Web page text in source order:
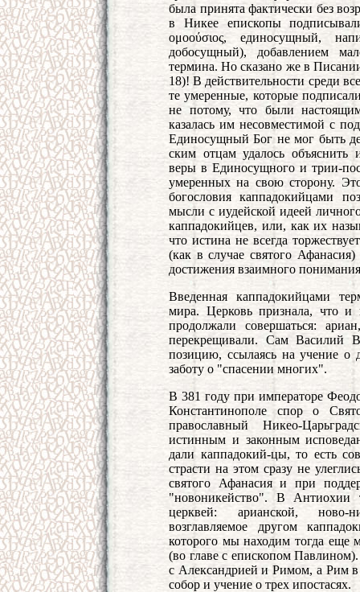
была принята фактически без
в Никее епископы
ομοούσιος, единосущный,
добосущный), добавлением
термина. Но сказано же в
18)! В действительности среди
те умеренные, которые
не потому, что были
казалась им несовместимой с
Единосущный Бог не мог быть
ским отцам удалось объяснить
веры в Единосущного и трии-
умеренных на свою сторону.
богословия каппадокийцами
мысли с иудейской идеей
каппадокийцев, или, как их
что истина не всегда
(как в случае святого
достижения взаимного
Введенная каппадокийцами
мира. Церковь признала, что и
продолжали совершаться:
перекрещивали. Сам Василий
позицию, ссылаясь на учение о
заботу о "спасении многих".
В 381 году при императоре
Константинополе спор о
православный Никео-
истинным и законным
дали каппадокий-цы, то есть
страсти на этом сразу не
святого Афанасия и при
"новоникейство". В Антиохии
церквей: арианской, ново-
возглавляемое другом
которого мы находим тогда еще
(во главе с епископом
с Александрией и Римом, а Рим в
собор и учение о трех ипостасях.